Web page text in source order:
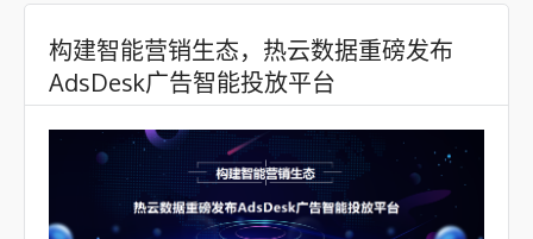
构建智能营销生态，热云数据重磅发布
AdsDesk广告智能投放平台